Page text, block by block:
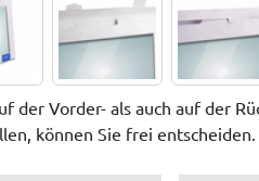
der Vorder- als auch auf der
können Sie frei entscheiden.